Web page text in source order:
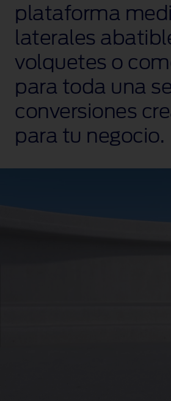
plataforma
laterales
volquetes o
para toda una
conversiones
para tu negocio.